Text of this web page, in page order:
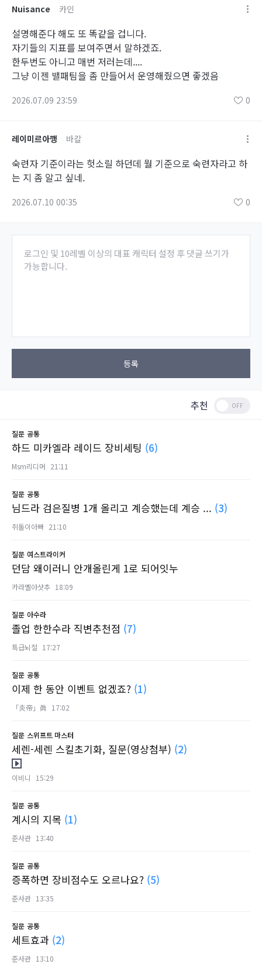
Nuisance 카인
설명해준다 해도 또 똑같을 겁니다.
자기들의 지표를 보여주면서 말하겠죠.
한두번도 아니고 매번 저러는데....
그냥 이젠 밸패팀을 좀 만들어서 운영해줬으면 좋겠음
2026.07.09 23:59 0
레이미르아깽 바칼
숙련자 기준이라는 헛소릴 하던데 뭘 기준으로 숙련자라고 하
는 지 좀 알고 싶네.
2026.07.10 00:35 0
로그인 및 10레벨 이상의 대표 캐릭터 설정 후 댓글 쓰기가
가능합니다.
등록
추천
질문 공통
하드 미카엘라 레이드 장비세팅 (6)
Msm리디머 21:11
질문 공통
님드라 검은질병 1개 올리고 계승했는데 계승 ... (3)
쥐돌이아빠 21:10
질문 여스트라이커
던담 왜이러니 안개올린게 1로 되어잇누
카라멜아샷추 18:09
질문 아수라
졸업 한한수라 직변추천점 (7)
특급뇌절 17:27
질문 공통
이제 한 동안 이벤트 없겠죠? (1)
「炎帝」眞 17:02
질문 스위프트 마스터
세렌-세렌 스킬초기화, 질문(영상첨부) (2)
이비니 15:29
질문 공통
계시의 지목 (1)
준사관 13:40
질문 공통
증폭하면 장비점수도 오르나요? (5)
준사관 13:35
질문 공통
세트효과 (2)
준사관 13:10